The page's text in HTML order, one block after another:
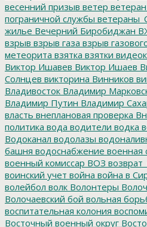
весенний призыв ветер ветеран
пограничной службы
жилье Вечерний Биробиджан
взрыв взрыв газа взрыв
метеорита взятка взятки
Виктор Ишавев Виктор Ишаев
Солнцев викторина Винников
Владивосток Владимир
Владимир Путин Владимир
власть внеплановая проверка
политика вода водители водка
Водоканал водолазы
башня водоснабжение военная
военный комиссар ВОЗ
воинский учет война война в
волейбол волк Волонтеры
Волочаевский бой вольная
воспитательная колония
Восточный военный округ